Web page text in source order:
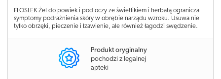
FLOSLEK Żel do powiek i pod oczy ze świetlikiem i herbatą ogranicza
symptomy podrażnienia skóry w obrębie narządu wzroku. Usuwa nie
tylko obrzęki, pieczenie i łzawienie, ale również łagodzi swędzenie.
Produkt oryginalny
pochodzi z legalnej
apteki